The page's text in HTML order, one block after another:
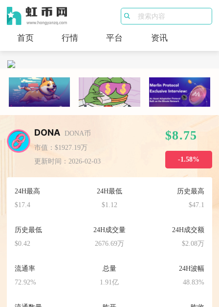
首页 行情 平台 资讯
DONA DONA币
市值：$1927.19万
更新时间：2026-02-03
$8.75
-1.58%
24H最高
$17.4
24H最低
$1.12
历史最高
$47.1
历史最低
$0.42
24H成交量
2676.69万
24H成交额
$2.08万
流通率
72.92%
总量
1.91亿
24H波幅
48.83%